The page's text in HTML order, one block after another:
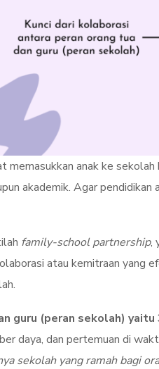
anak ke
akademik. Agar
family-school partnership,
atau kemitraan yang
guru (peran sekolah) yaitu
daya, dan pertemuan di
sekolah yang ramah bagi